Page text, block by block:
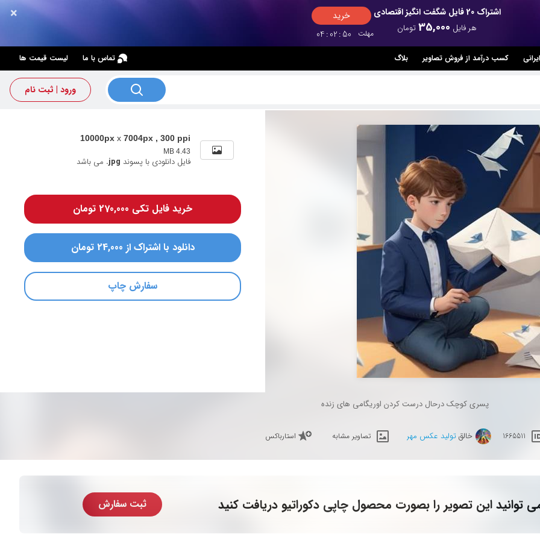
× اشتراک 20 فایل شگفت انگیز اقتصادی
هر فایل 35,000تومان
خرید
مهلت 04:02:49
کسب درآمد از فروش تصاویر بلاگ تماس با ما لیست قیمت ها
ورود | ثبت نام
10000px x 7004px , 300 ppi
4.43 MB
فایل دانلودی با پسوند .jpg می باشد
خرید فایل تکی 270,000 تومان
دانلود با اشتراک از 24,000 تومان
سفارش چاپ
پسری کوچک درحال درست کردن اوریگامی های زنده
1665511 خالقتولید عکس مهر تصاویر مشابه استارباکس
توانید این تصویر را بصورت محصول چاپی دکوراتیو دریافت کنید ثبت سفارش
×